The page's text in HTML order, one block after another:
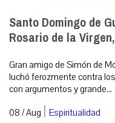
Santo Domingo de
Rosario de la
Gran amigo de Simón de
luchó ferozmente contra
con argumentos y grande...
08 / Aug | Espiritualidad